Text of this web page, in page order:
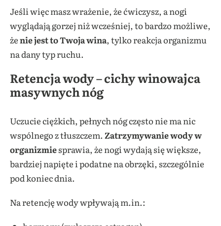
Jeśli więc masz wrażenie, że ćwiczysz, a nogi
wyglądają gorzej niż wcześniej, to bardzo możliwe,
żenie jest to Twoja wina, tylko reakcja organizmu
na dany typ ruchu.
Retencja wody – cichy winowajca
masywnych nóg
Uczucie ciężkich, pełnych nóg często nie ma nic
wspólnego z tłuszczem. Zatrzymywanie wody w
organizmiesprawia, że nogi wydają się większe,
bardziej napięte i podatne na obrzęki, szczególnie
pod koniec dnia.
Na retencję wody wpływają m.in.: